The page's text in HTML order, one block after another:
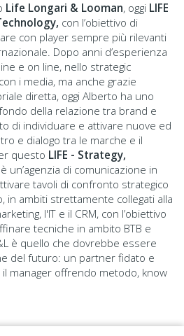
Life Longari & Looman, oggi LIFE
con l’obiettivo di
con player sempre più rilevanti
Dopo anni d’esperienza
e on line, nello strategic
i media, ma anche grazie
diretta, oggi Alberto ha uno
della relazione tra brand e
di individuare e attivare nuove ed
e dialogo tra le marche e il
questo LIFE - Strategy,
è un’agenzia di comunicazione in
tavoli di confronto strategico
in ambiti strettamente collegati alla
l'IT e il CRM, con l’obiettivo
tecniche in ambito BTB e
è quello che dovrebbe essere
del futuro: un partner fidato e
manager offrendo metodo, know